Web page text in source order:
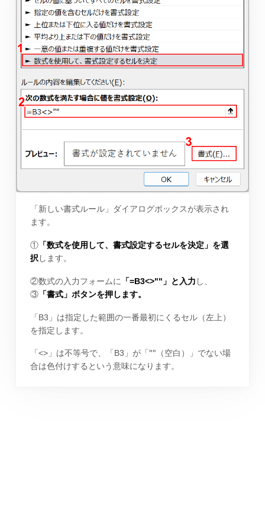
「新しい書式ルール」ダイアログボックスが表示され
ます。
①「数式を使用して、書式設定するセルを決定」を選
択 します。
②数式の入力フォームに 「=B3<>""」と入力 し、
③「書式」ボタンを押します。
「B3」は指定した範囲の一番最初にくるセル（左上）
を指定します。
「<>」は不等号で、「B3」が「 "" （空白）」でない場
合は色付けするという意味になります。